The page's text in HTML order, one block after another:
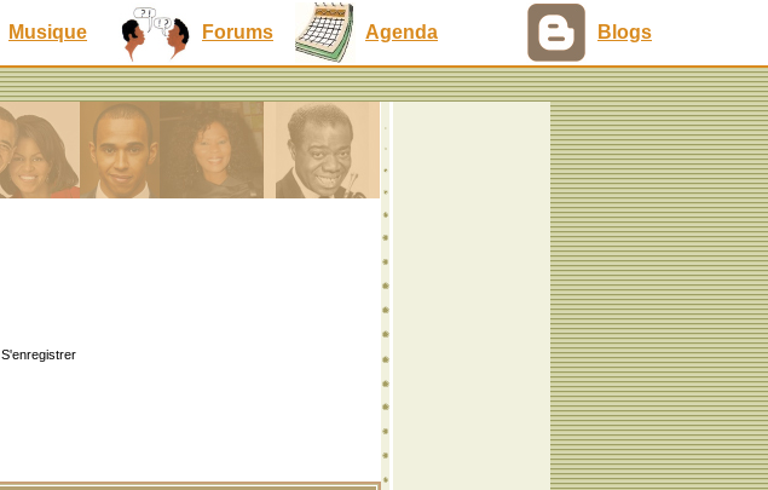
Musique Forums Agenda Blogs
S'enregistrer